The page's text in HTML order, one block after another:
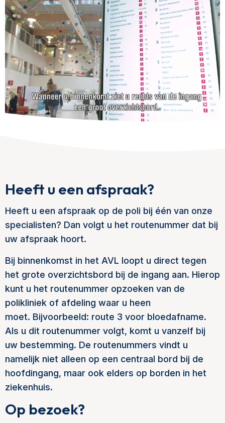
Heeft u een afspraak?
Heeft u een afspraak op de poli bij één van onze
specialisten? Dan volgt u het routenummer dat bij
uw afspraak hoort.
Bij binnenkomst in het AVL loopt u direct tegen
het grote overzichtsbord bij de ingang aan. Hierop
kunt u het routenummer opzoeken van de
polikliniek of afdeling waar u heen
moet. Bijvoorbeeld: route 3 voor bloedafname.
Als u dit routenummer volgt, komt u vanzelf bij
uw bestemming. De routenummers vindt u
namelijk niet alleen op een centraal bord bij de
hoofdingang, maar ook elders op borden in het
ziekenhuis.
Op bezoek?